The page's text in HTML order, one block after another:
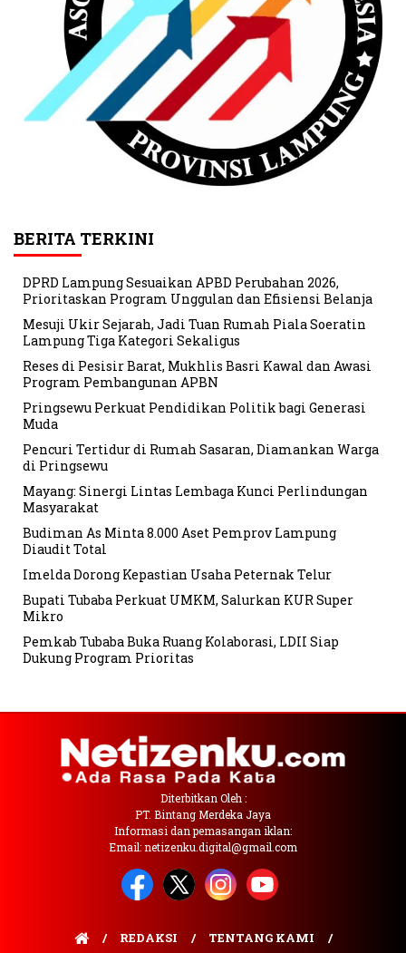
BERITA TERKINI
DPRD Lampung Sesuaikan APBD Perubahan 2026,
Prioritaskan Program Unggulan dan Efisiensi Belanja
Mesuji Ukir Sejarah, Jadi Tuan Rumah Piala Soeratin
Lampung Tiga Kategori Sekaligus
Reses di Pesisir Barat, Mukhlis Basri Kawal dan Awasi
Program Pembangunan APBN
Pringsewu Perkuat Pendidikan Politik bagi Generasi
Muda
Pencuri Tertidur di Rumah Sasaran, Diamankan Warga
di Pringsewu
Mayang: Sinergi Lintas Lembaga Kunci Perlindungan
Masyarakat
Budiman As Minta 8.000 Aset Pemprov Lampung
Diaudit Total
Imelda Dorong Kepastian Usaha Peternak Telur
Bupati Tubaba Perkuat UMKM, Salurkan KUR Super
Mikro
Pemkab Tubaba Buka Ruang Kolaborasi, LDII Siap
Dukung Program Prioritas
Diterbitkan Oleh :
PT. Bintang Merdeka Jaya
Informasi dan pemasangan iklan:
Email: netizenku.digital@gmail.com
REDAKSI TENTANG KAMI